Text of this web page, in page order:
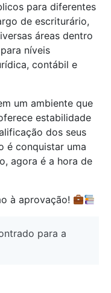
para diferentes
de escriturário,
áreas dentro
níveis
contábil e
um ambiente que
estabilidade
dos seus
é conquistar uma
agora é a hora de
à aprovação!
para a